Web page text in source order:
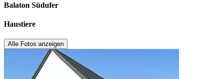
Balaton Südufer
Haustiere
Alle Fotos anzeigen